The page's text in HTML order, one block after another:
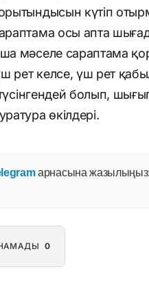
күтіп
осы апта
мәселе сараптама
рет келсе, үш рет
болып,
өкілдері.
арнасына жазылыңыз:
0